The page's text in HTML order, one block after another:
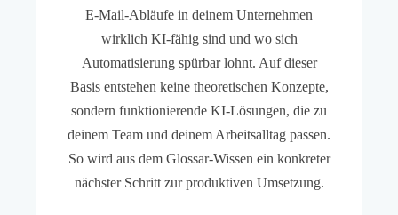
E-Mail-Abläufe in deinem Unternehmen
wirklich KI-fähig sind und wo sich
Automatisierung spürbar lohnt. Auf dieser
Basis entstehen keine theoretischen Konzepte,
sondern funktionierende KI-Lösungen, die zu
deinem Team und deinem Arbeitsalltag passen.
So wird aus dem Glossar-Wissen ein konkreter
nächster Schritt zur produktiven Umsetzung.